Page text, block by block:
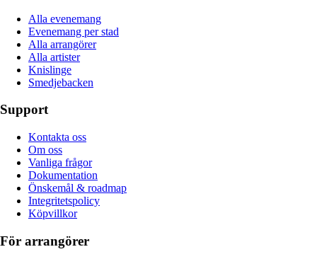
Alla evenemang
Evenemang per stad
Alla arrangörer
Alla artister
Knislinge
Smedjebacken
Support
Kontakta oss
Om oss
Vanliga frågor
Dokumentation
Önskemål & roadmap
Integritetspolicy
Köpvillkor
För arrangörer